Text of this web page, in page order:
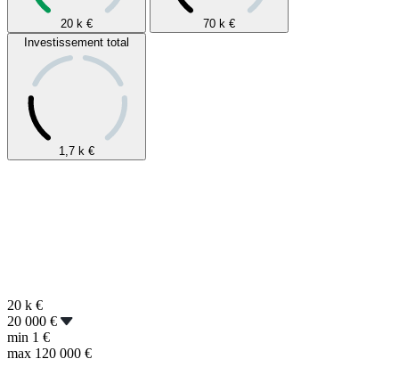
20 k € 70 k €
Investissement total
1,7 k €
20 k €
20 000 €
min 1 €
max 120 000 €